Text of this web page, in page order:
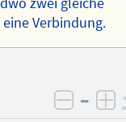
Verbindung.
–